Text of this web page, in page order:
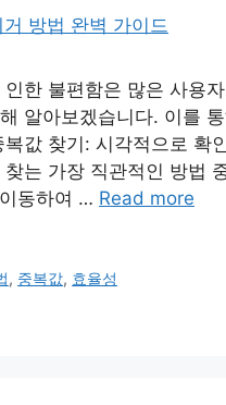
한 불편함은 많은 사용
알아보겠습니다. 이를
값 찾기: 시각적으로 확
는 가장 직관적인 방법
이동하여 … Read more
, 중복값, 효율성